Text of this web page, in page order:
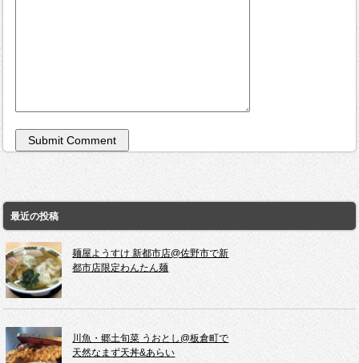
最近の投稿
麺屋ようすけ 新都市店@佐野市で新
都市店限定わんたん麺
川魚・郷土旬菜 うおとし@板倉町で
天然なまず天丼&あらい